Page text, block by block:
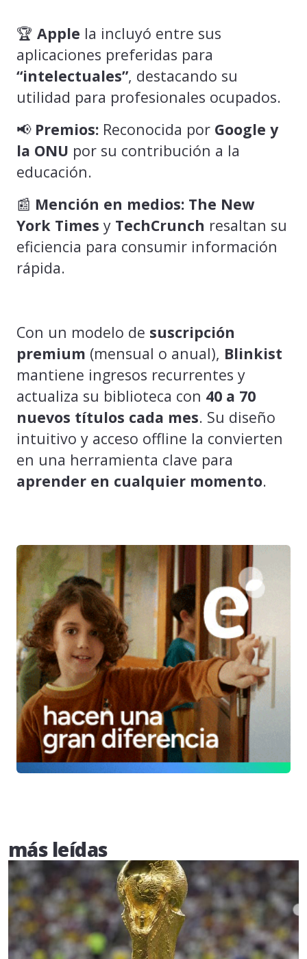
🏆 Apple la incluyó entre sus
aplicaciones preferidas para
“intelectuales”, destacando su
utilidad para profesionales ocupados.
📢 Premios: Reconocida por Google y
la ONU por su contribución a la
educación.
📰 Mención en medios: The New
York Times y TechCrunch resaltan su
eficiencia para consumir información
rápida.
Con un modelo de suscripción
premium (mensual o anual), Blinkist
mantiene ingresos recurrentes y
actualiza su biblioteca con 40 a 70
nuevos títulos cada mes. Su diseño
intuitivo y acceso offline la convierten
en una herramienta clave para
aprender en cualquier momento.
más leídas